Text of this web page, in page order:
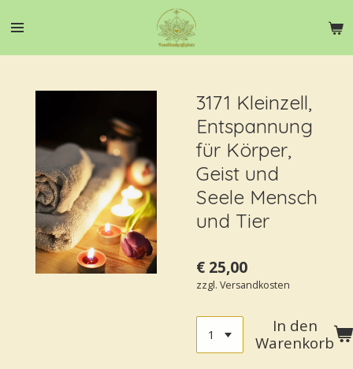
Hauptinhalt
3171 Kleinzell,
Entspannung
für Körper,
Geist und
Seele Mensch
und Tier
€ 25,00
zzgl. Versandkosten
In den
Warenkorb